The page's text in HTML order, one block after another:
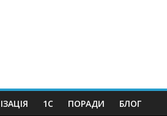
1C ПОРАДИ БЛОГ